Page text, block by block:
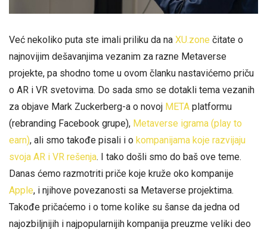
Već nekoliko puta ste imali priliku da na XU.zone čitate o
najnovijim dešavanjima vezanim za razne Metaverse
projekte, pa shodno tome u ovom članku nastavićemo priču
o AR i VR svetovima. Do sada smo se dotakli tema vezanih
za objave Mark Zuckerberg-a o novoj META platformu
(rebranding Facebook grupe), Metaverse igrama (play to
earn), ali smo takođe pisali i o kompanijama koje razvijaju
svoja AR i VR rešenja. I tako došli smo do baš ove teme.
Danas ćemo razmotriti priče koje kruže oko kompanije
Apple, i njihove povezanosti sa Metaverse projektima.
Takođe pričaćemo i o tome kolike su šanse da jedna od
najozbiljnijih i najpopularnijih kompanija preuzme veliki deo